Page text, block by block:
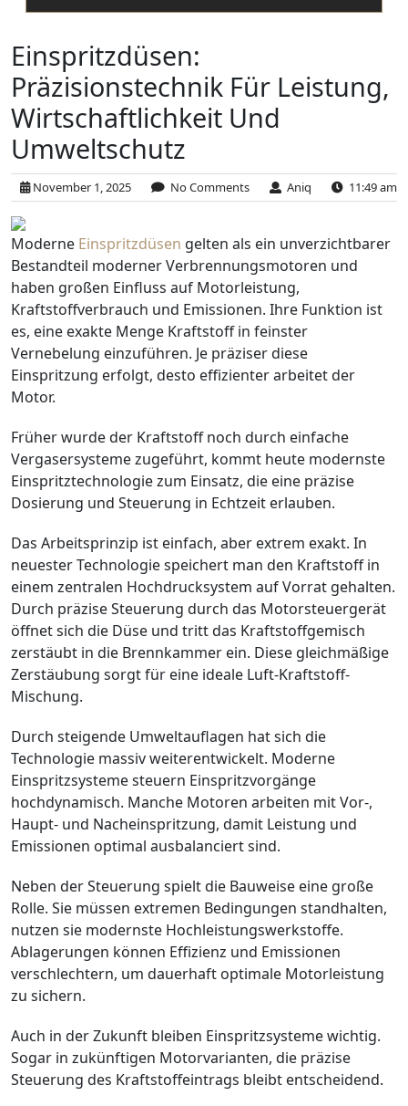
Einspritzdüsen:
Präzisionstechnik Für Leistung,
Wirtschaftlichkeit Und
Umweltschutz
November 1, 2025 No Comments Aniq 11:49 am
Moderne Einspritzdüsen gelten als ein unverzichtbarer
Bestandteil moderner Verbrennungsmotoren und
haben großen Einfluss auf Motorleistung,
Kraftstoffverbrauch und Emissionen. Ihre Funktion ist
es, eine exakte Menge Kraftstoff in feinster
Vernebelung einzuführen. Je präziser diese
Einspritzung erfolgt, desto effizienter arbeitet der
Motor.
Früher wurde der Kraftstoff noch durch einfache
Vergasersysteme zugeführt, kommt heute modernste
Einspritztechnologie zum Einsatz, die eine präzise
Dosierung und Steuerung in Echtzeit erlauben.
Das Arbeitsprinzip ist einfach, aber extrem exakt. In
neuester Technologie speichert man den Kraftstoff in
einem zentralen Hochdrucksystem auf Vorrat gehalten.
Durch präzise Steuerung durch das Motorsteuergerät
öffnet sich die Düse und tritt das Kraftstoffgemisch
zerstäubt in die Brennkammer ein. Diese gleichmäßige
Zerstäubung sorgt für eine ideale Luft-Kraftstoff-
Mischung.
Durch steigende Umweltauflagen hat sich die
Technologie massiv weiterentwickelt. Moderne
Einspritzsysteme steuern Einspritzvorgänge
hochdynamisch. Manche Motoren arbeiten mit Vor-,
Haupt- und Nacheinspritzung, damit Leistung und
Emissionen optimal ausbalanciert sind.
Neben der Steuerung spielt die Bauweise eine große
Rolle. Sie müssen extremen Bedingungen standhalten,
nutzen sie modernste Hochleistungswerkstoffe.
Ablagerungen können Effizienz und Emissionen
verschlechtern, um dauerhaft optimale Motorleistung
zu sichern.
Auch in der Zukunft bleiben Einspritzsysteme wichtig.
Sogar in zukünftigen Motorvarianten, die präzise
Steuerung des Kraftstoffeintrags bleibt entscheidend.